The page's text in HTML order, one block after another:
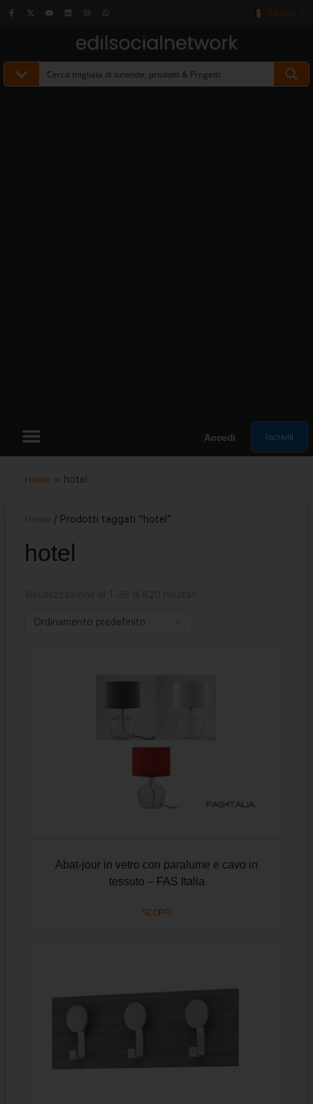
Italiano
Accedi Iscriviti
Home » hotel
/ Prodotti taggati “hotel”
hotel
Abat-jour in vetro con paralume e cavo in
tessuto – FAS Italia
SCOPRI